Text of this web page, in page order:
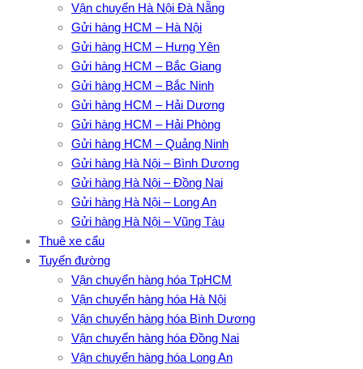
Vận chuyển Hà Nội Đà Nẵng
Gửi hàng HCM – Hà Nội
Gửi hàng HCM – Hưng Yên
Gửi hàng HCM – Bắc Giang
Gửi hàng HCM – Bắc Ninh
Gửi hàng HCM – Hải Dương
Gửi hàng HCM – Hải Phòng
Gửi hàng HCM – Quảng Ninh
Gửi hàng Hà Nội – Bình Dương
Gửi hàng Hà Nội – Đồng Nai
Gửi hàng Hà Nội – Long An
Gửi hàng Hà Nội – Vũng Tàu
Thuê xe cẩu
Tuyến đường
Vận chuyển hàng hóa TpHCM
Vận chuyển hàng hóa Hà Nội
Vận chuyển hàng hóa Bình Dương
Vận chuyển hàng hóa Đồng Nai
Vận chuyển hàng hóa Long An